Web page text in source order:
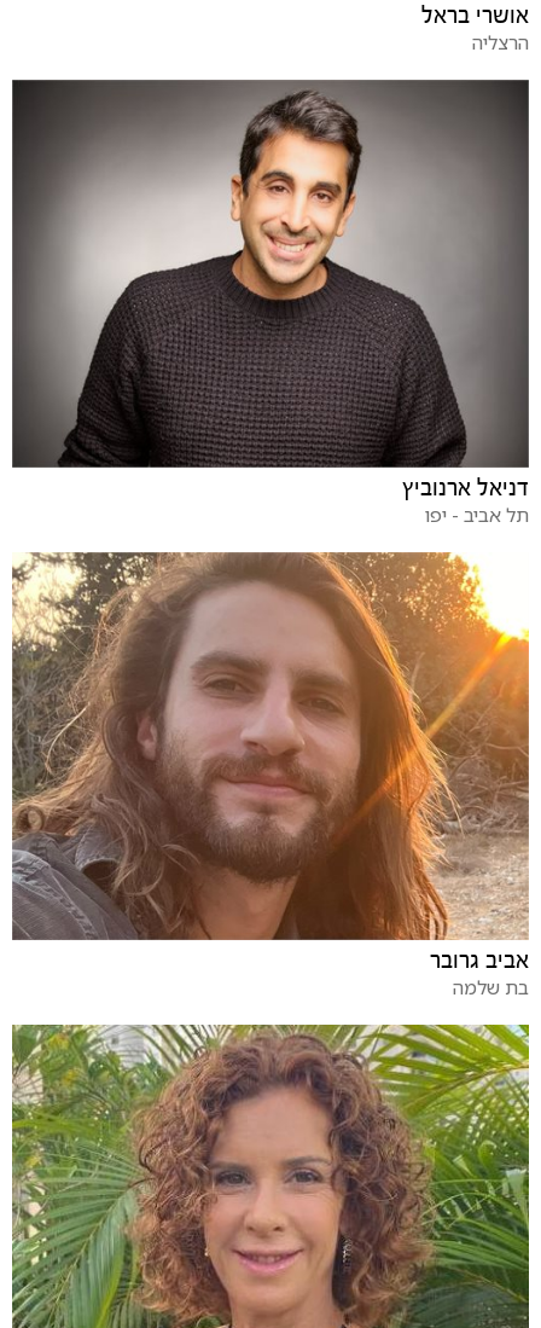
אושרי בראל
הרצליה
דניאל ארנוביץ
תל אביב - יפו
אביב גרובר
בת שלמה